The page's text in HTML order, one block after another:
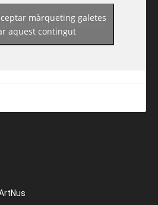
guiadereus/
màrqueting galetes
aquest contingut